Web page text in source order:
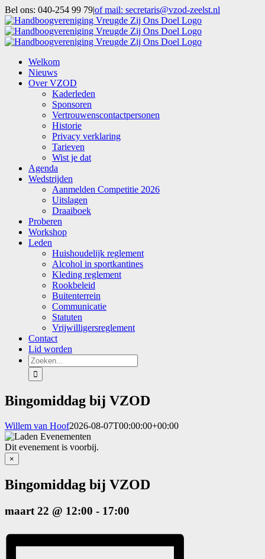
Ga
naar
inhoud
Bel ons: 040-254 99 79|of mail: secretaris@vzod-zeelst.nl
Facebook
Welkom
Nieuws
Over VZOD
Kaderleden
Sponsoren
Vertrouwenscontactpersonen
Historie
Privacy verklaring
Tarieven
Wist je dat
Agenda
Wedstrijden
Aanmelden Competitie 2026
Uitslagen
Draaiboek
Proberen
Workshop
Leden
Huishoudelijk reglement
Alcohol in sportkantines
Kleding reglement
Rookbeleid
Buitenterrein
Communicatie
Statuten
Vrijwilligersreglement
Contact
Lid worden
Zoeken
naar:
Bingomiddag bij VZOD
Willem van Hoof2026-08-07T00:00:00+00:00
Dit evenement is voorbij.
×
Bingomiddag bij VZOD
maart 22 @ 12:00 - 17:00